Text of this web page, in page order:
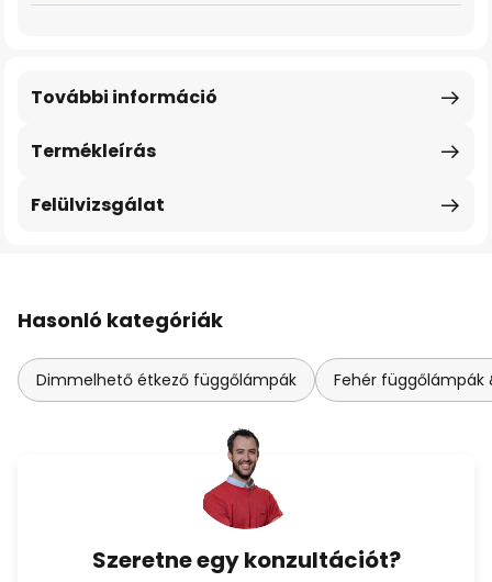
Termékleírás
További információ
Felülvizsgálat
Hasonló kategóriák
Dimmelhető étkező függőlámpák Fehér függőlámpák
Szeretne egy konzultációt?